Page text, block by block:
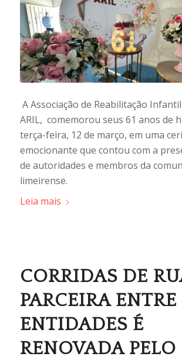
A Associação de Reabilitação
ARIL, comemorou seus 61 anos de
terça-feira, 12 de março, em uma
emocionante que contou com a
de autoridades e membros da
limeirense.
Leia mais
CORRIDAS DE
PARCEIRA ENTRE
ENTIDADES É
RENOVADA PELO